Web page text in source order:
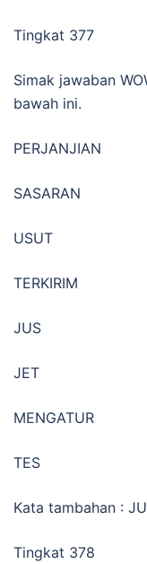
Tingkat 377
Simak jawaban
bawah ini.
PERJANJIAN
SASARAN
USUT
TERKIRIM
JUS
JET
MENGATUR
TES
Kata tambahan :
Tingkat 378